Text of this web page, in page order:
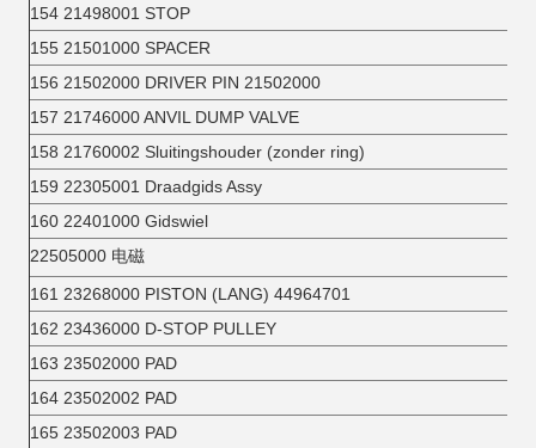
154 21498001 STOP
155 21501000 SPACER
156 21502000 DRIVER PIN 21502000
157 21746000 ANVIL DUMP VALVE
158 21760002 Sluitingshouder (zonder ring)
159 22305001 Draadgids Assy
160 22401000 Gidswiel
22505000 电磁
161 23268000 PISTON (LANG) 44964701
162 23436000 D-STOP PULLEY
163 23502000 PAD
164 23502002 PAD
165 23502003 PAD